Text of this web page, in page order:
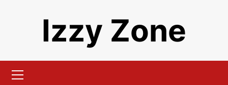
Izzy Zone
Menu